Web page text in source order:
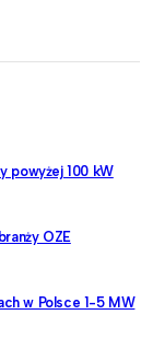
powyżej 100 kW
OZE
w Polsce 1-5 MW